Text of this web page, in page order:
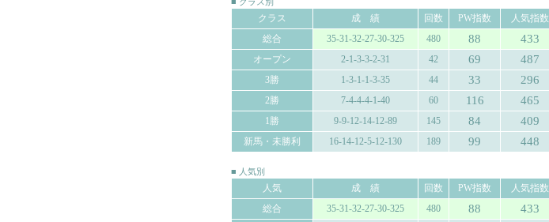
■ クラス別
クラス 成 績 回数 PW指数 人気指数
総合
35-31-32-27-30-325 480 88 433
オープン 2-1-3-3-2-31 42 69 487
3勝 1-3-1-1-3-35 44 33 296
2勝 7-4-4-4-1-40 60 116 465
1勝 9-9-12-14-12-89 145 84 409
新馬・未勝利 16-14-12-5-12-130 189 99 448
■ 人気別
人気 成 績 回数 PW指数 人気指数
総合
35-31-32-27-30-325 480 88 433